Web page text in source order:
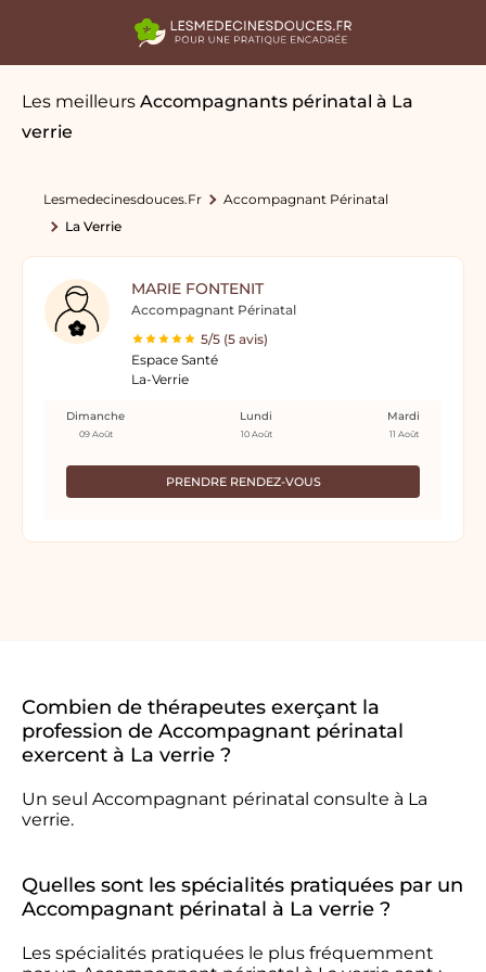
Les meilleurs Accompagnants périnatal à La
verrie
Lesmedecinesdouces.fr
Accompagnant Périnatal
La Verrie
MARIE FONTENIT
Accompagnant Périnatal
5/5 (5 avis)
Espace Santé
La-Verrie
PRENDRE RENDEZ-VOUS
Dimanche
09 Août
Lundi
10 Août
Mardi
11 Août
Combien de thérapeutes exerçant la
profession de Accompagnant périnatal
exercent à La verrie ?
Un seul Accompagnant périnatal consulte à La
verrie.
Quelles sont les spécialités pratiquées par un
Accompagnant périnatal à La verrie ?
Les spécialités pratiquées le plus fréquemment